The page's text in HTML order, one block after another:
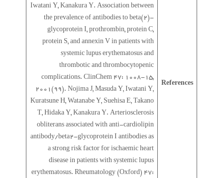
References
Iwatani Y, Kanakura Y. Association between
the prevalence of antibodies to beta(2)-
glycoprotein I, prothrombin, protein C,
protein S, and annexin V in patients with
systemic lupus erythematosus and
thrombotic and thrombocytopenic
complications. ClinChem 47: 1008-15,
2001(99). Nojima J, Masuda Y, Iwatani Y,
Kuratsune H, Watanabe Y, Suehisa E, Takano
T, Hidaka Y, Kanakura Y. Arteriosclerosis
obliterans associated with anti-cardiolipin
antibody/beta2-glycoprotein I antibodies as
a strong risk factor for ischaemic heart
disease in patients with systemic lupus
erythematosus. Rheumatology (Oxford) 47: